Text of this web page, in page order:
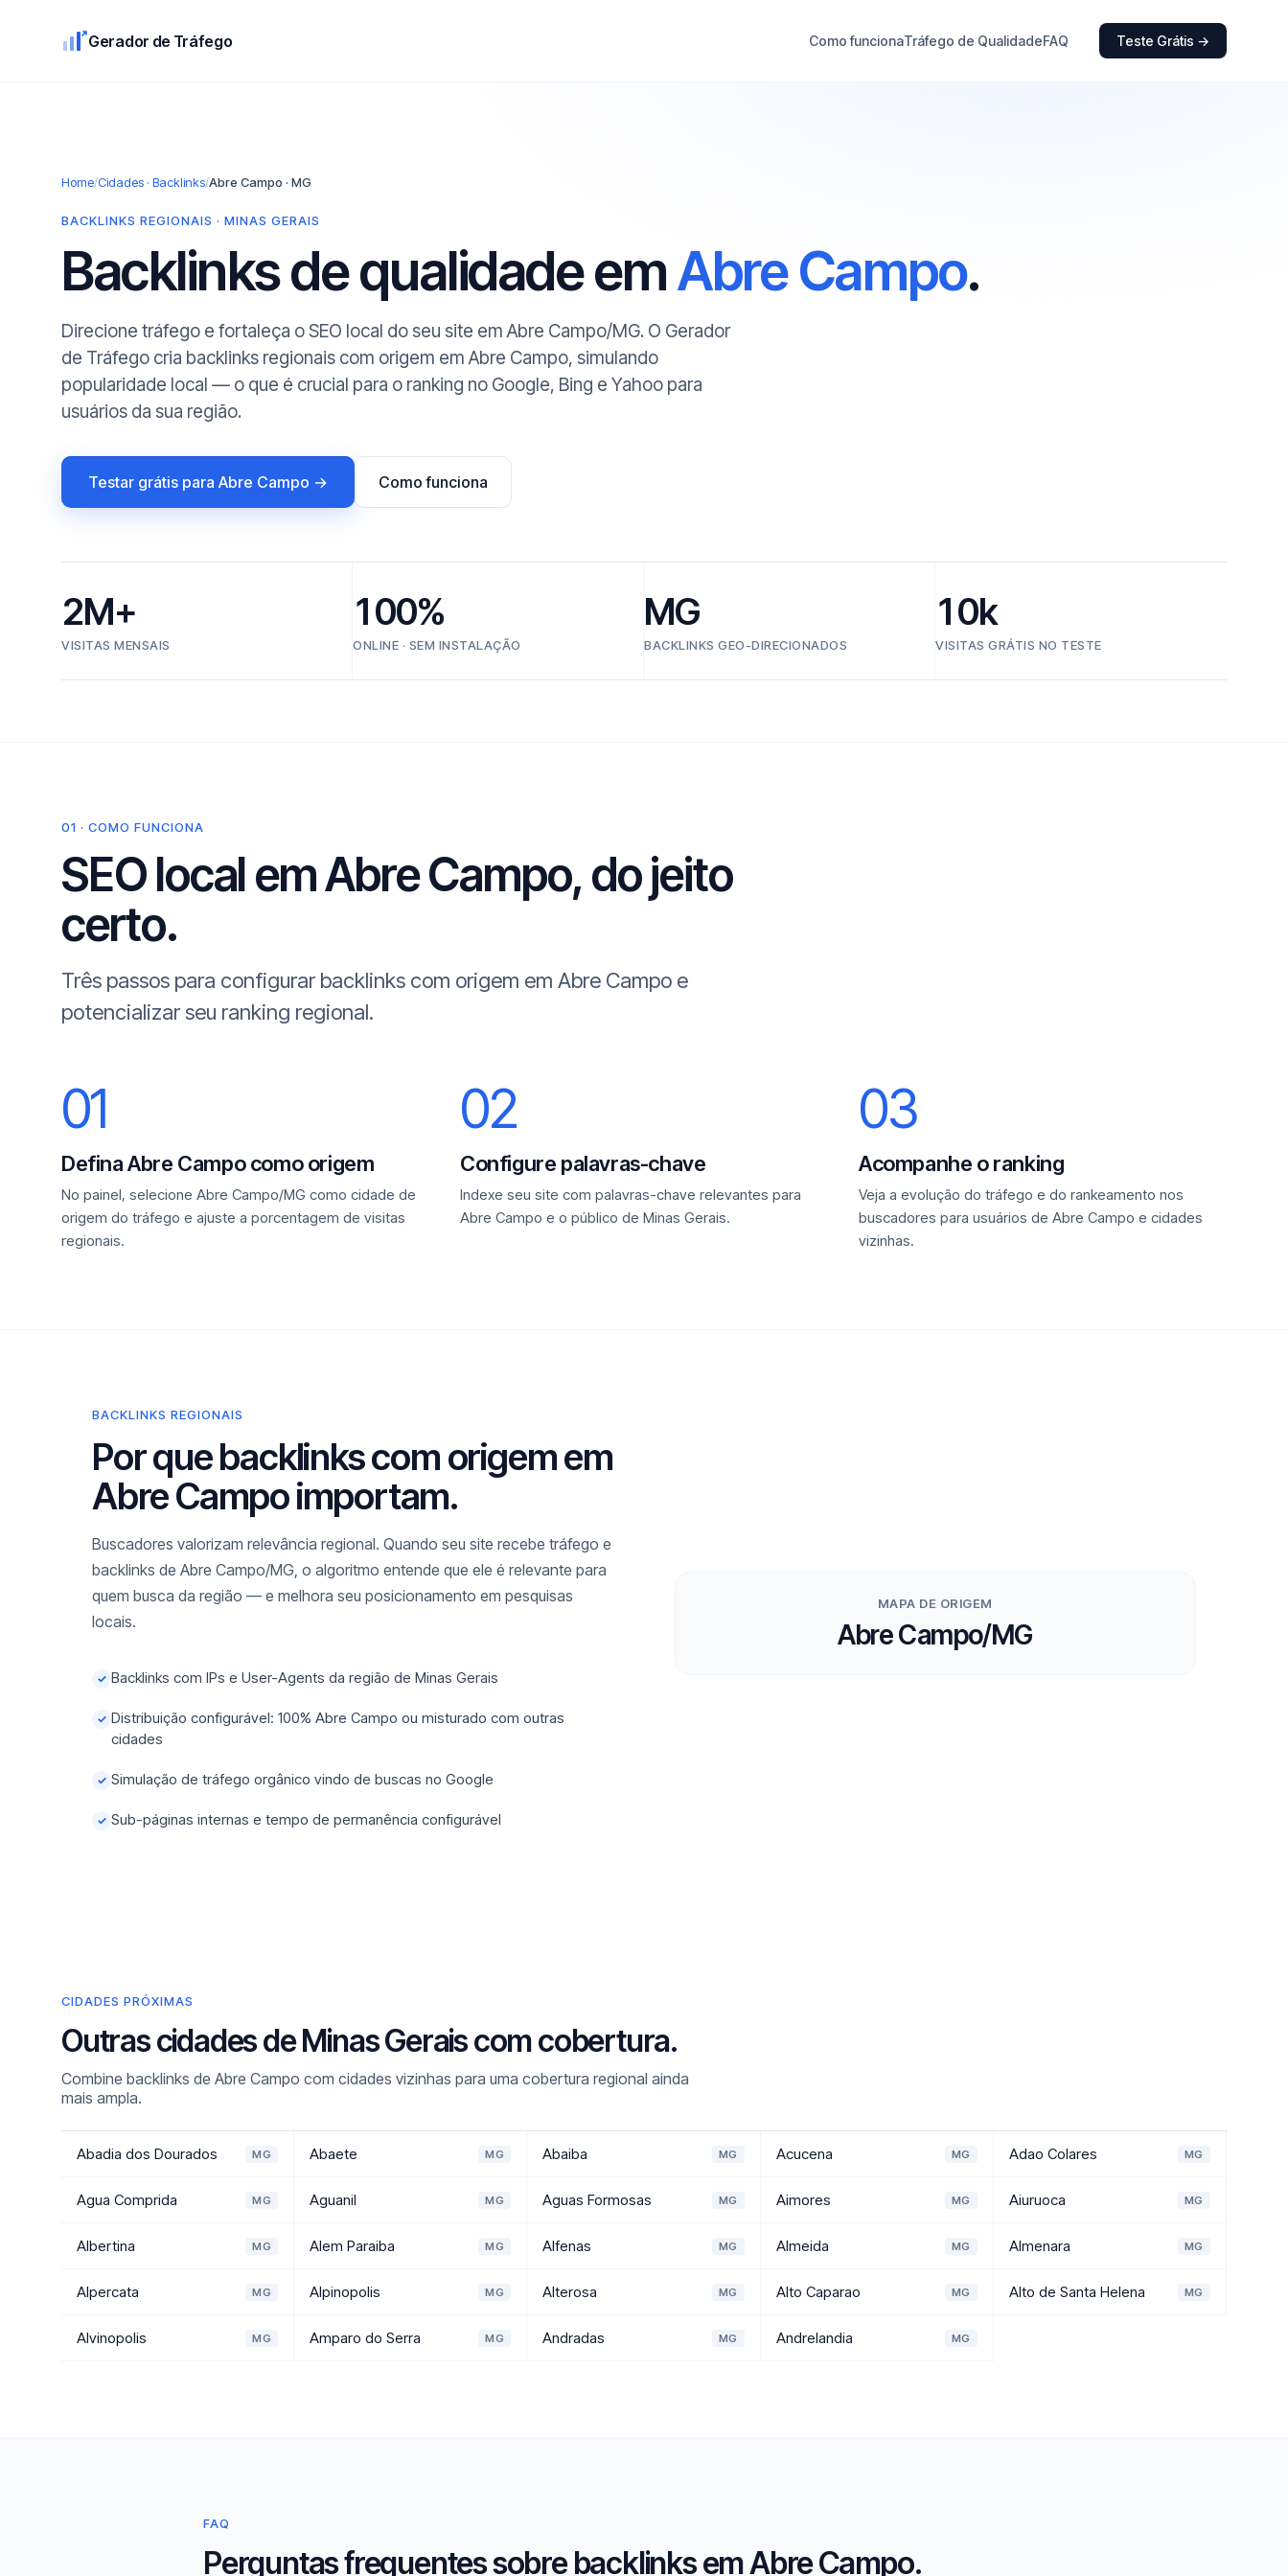
Gerador de Tráfego Como funcionaTráfego de QualidadeFAQ Teste Grátis →
Home/Cidades · Backlinks/Abre Campo · MG
BACKLINKS REGIONAIS · MINAS GERAIS
Backlinks de qualidade emAbre Campo.
Direcione tráfego e fortaleça o SEO local do seu site em Abre Campo/MG. O Gerador
de Tráfego cria backlinks regionais com origem em Abre Campo, simulando
popularidade local — o que é crucial para o ranking no Google, Bing e Yahoo para
usuários da sua região.
Testar grátis para Abre Campo → Como funciona
2M+
VISITAS MENSAIS
100%
ONLINE · SEM INSTALAÇÃO
MG
BACKLINKS GEO-DIRECIONADOS
10k
VISITAS GRÁTIS NO TESTE
01 · COMO FUNCIONA
SEO local em Abre Campo, do jeito
certo.
Três passos para configurar backlinks com origem em Abre Campo e
potencializar seu ranking regional.
01
Defina Abre Campo como origem
No painel, selecione Abre Campo/MG como cidade de
origem do tráfego e ajuste a porcentagem de visitas
regionais.
02
Configure palavras-chave
Indexe seu site com palavras-chave relevantes para
Abre Campo e o público de Minas Gerais.
03
Acompanhe o ranking
Veja a evolução do tráfego e do rankeamento nos
buscadores para usuários de Abre Campo e cidades
vizinhas.
BACKLINKS REGIONAIS
Por que backlinks com origem em
Abre Campo importam.
Buscadores valorizam relevância regional. Quando seu site recebe tráfego e
backlinks de Abre Campo/MG, o algoritmo entende que ele é relevante para
quem busca da região — e melhora seu posicionamento em pesquisas
locais.
✓ Backlinks com IPs e User-Agents da região de Minas Gerais
✓ Distribuição configurável: 100% Abre Campo ou misturado com outras
cidades
✓ Simulação de tráfego orgânico vindo de buscas no Google
✓ Sub-páginas internas e tempo de permanência configurável
MAPA DE ORIGEM
Abre Campo/MG
CIDADES PRÓXIMAS
Outras cidades de Minas Gerais com cobertura.
Combine backlinks de Abre Campo com cidades vizinhas para uma cobertura regional ainda
mais ampla.
Abadia dos Dourados MG Abaete MG Abaiba MG Acucena MG Adao Colares MG
Agua Comprida MG Aguanil MG Aguas Formosas MG Aimores MG Aiuruoca MG
Albertina MG Alem Paraiba MG Alfenas MG Almeida MG Almenara MG
Alpercata MG Alpinopolis MG Alterosa MG Alto Caparao MG Alto de Santa Helena MG
Alvinopolis MG Amparo do Serra MG Andradas MG Andrelandia MG
FAQ
Perguntas frequentes sobre backlinks em Abre Campo.